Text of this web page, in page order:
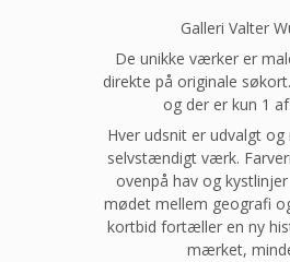
Galleri Valter
De unikke værker er
direkte på originale
og der er kun 1
Hver udsnit er udvalgt
selvstændigt værk.
ovenpå hav og
mødet mellem geografi
kortbid fortæller en ny
mærket,